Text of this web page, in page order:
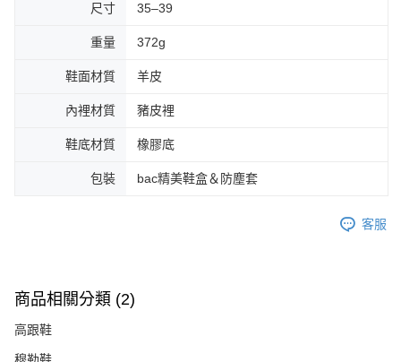
尺寸 35–39
重量 372g
鞋面材質 羊皮
內裡材質 豬皮裡
鞋底材質 橡膠底
包裝 bac精美鞋盒＆防塵套
客服
商品相關分類 (2)
高跟鞋